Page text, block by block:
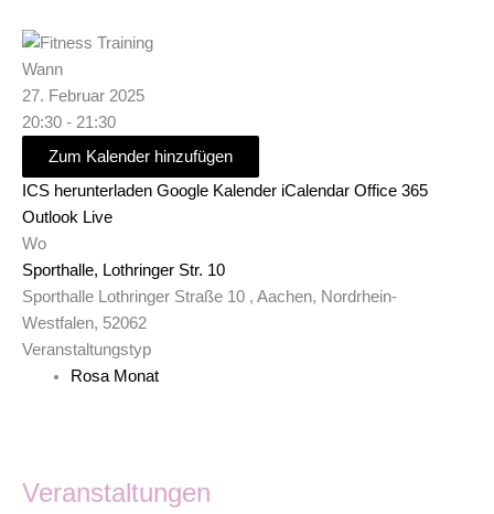
Wann
27. Februar 2025
20:30 - 21:30
Zum Kalender hinzufügen
ICS herunterladen Google Kalender iCalendar Office 365
Outlook Live
Wo
Sporthalle, Lothringer Str. 10
Sporthalle Lothringer Straße 10 , Aachen, Nordrhein-
Westfalen, 52062
Veranstaltungstyp
Rosa Monat
Veranstaltungen